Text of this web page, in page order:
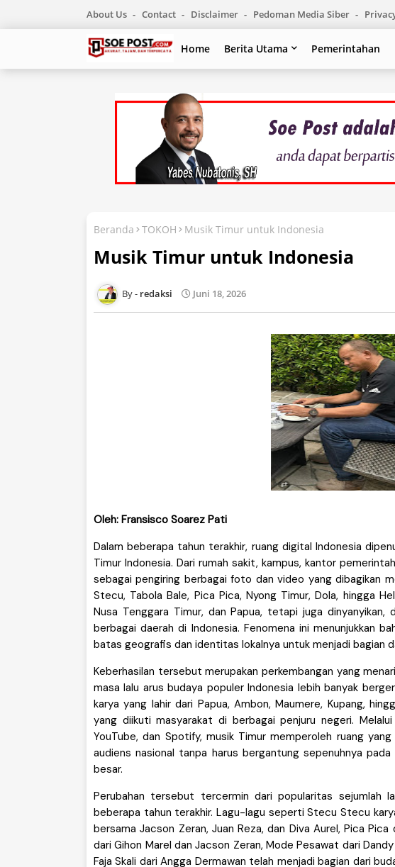
About Us Contact Disclaimer Pedoman Media Siber
Home Berita Utama Pemerintahan
Beranda TOKOH Musik Timur untuk Indonesia
Musik Timur untuk Indonesia
redaksi Juni 18, 2026
Oleh: Fransisco Soarez Pati
Dalam beberapa tahun terakhir, ruang digital Indonesia
Timur Indonesia. Dari rumah sakit, kampus, kantor
sebagai pengiring berbagai foto dan video yang dibagikan
Stecu, Tabola Bale, Pica Pica, Nyong Timur, Dola, hingga
Nusa Tenggara Timur, dan Papua, tetapi juga dinyanyikan,
berbagai daerah di Indonesia. Fenomena ini menunjukkan
batas geografis dan identitas lokalnya untuk menjadi bagian
Keberhasilan tersebut merupakan perkembangan yang
masa lalu arus budaya populer Indonesia lebih banyak
karya yang lahir dari Papua, Ambon, Maumere, Kupang,
yang diikuti masyarakat di berbagai penjuru negeri.
YouTube, dan Spotify, musik Timur memperoleh ruang
audiens nasional tanpa harus bergantung sepenuhnya
besar.
Perubahan tersebut tercermin dari popularitas sejumlah
beberapa tahun terakhir. Lagu-lagu seperti Stecu Stecu
bersama Jacson Zeran, Juan Reza, dan Diva Aurel, Pica
dari Gihon Marel dan Jacson Zeran, Mode Pesawat dari
Faja Skali dari Angga Dermawan telah menjadi bagian dari